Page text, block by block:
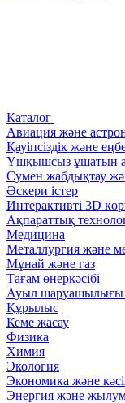
Каталог
Авиация және
Қауіпсіздік және
Ұшқышсыз ұшатын
Сумен жабдықтау
Әскери істер
Интерактивті 3D
Ақпараттық
Медицина
Металлургия және
Мұнай және газ
Тағам өнеркәсібі
Ауыл шаруашылығы
Құрылыс
Кеме жасау
Физика
Химия
Экология
Экономика және
Энергия және